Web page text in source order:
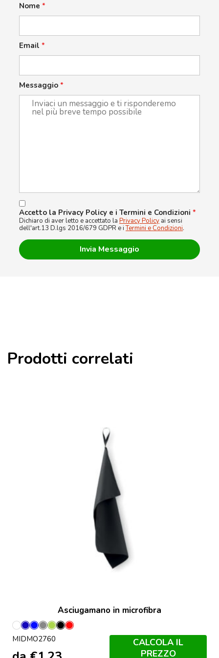
Nome *
Email *
Messaggio *
Accetto la Privacy Policy e i Termini e Condizioni *
Dichiaro di aver letto e accettato la Privacy Policy ai sensi
dell'art.13 D.lgs 2016/679 GDPR e iTermini e Condizioni.
Prodotti correlati
Asciugamano in microfibra
Bianco
BluBlu
Royal
Grigio
Lime
NeroRosso
MIDMO2760
CALCOLA IL
PREZZO